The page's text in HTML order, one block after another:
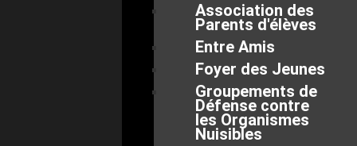
Association des
Parents d'élèves
Entre Amis
Foyer des Jeunes
Groupements de
Défense contre
les Organismes
Nuisibles